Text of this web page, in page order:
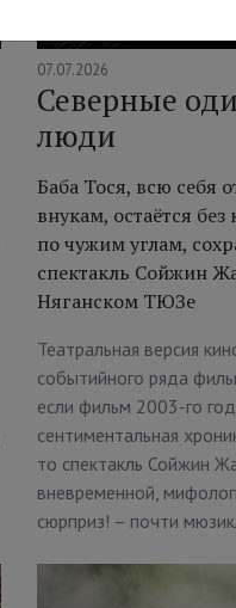
07.07.2026
Северные
люди
Баба Тося, всю себя
внукам, остаётся
по чужим углам,
спектакль Сойжин
Няганском ТЮЗе
Театральная версия
событийного ряда
если фильм 2003-го
сентиментальная
то спектакль Сойжин
вневременной,
сюрприз! – почти